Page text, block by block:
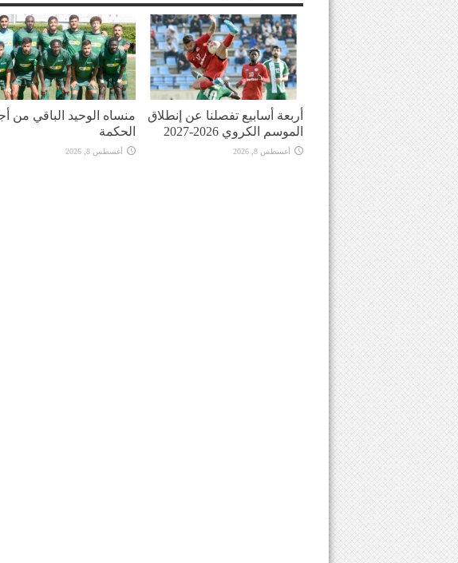
أربعة أسابيع تفصلنا عن إنطلاق
الموسم الكروي 2026-2027
أغسطس 8, 2026
منساه الوحيد الباقي من
الحكمة
أغسطس 8, 2026